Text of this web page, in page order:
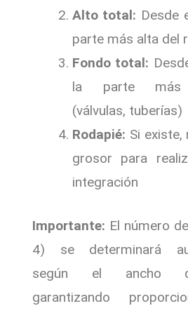
Alto total: Desde
parte más alta del
Fondo total:
la parte más
(válvulas, tuberías)
Rodapié: Si
grosor para
integración
Importante: El número
4) se determinará
según el ancho
garantizando